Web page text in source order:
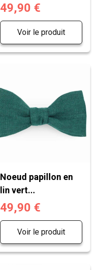
49,90 €
Voir le produit
Noeud papillon en
lin vert...
49,90 €
Voir le produit